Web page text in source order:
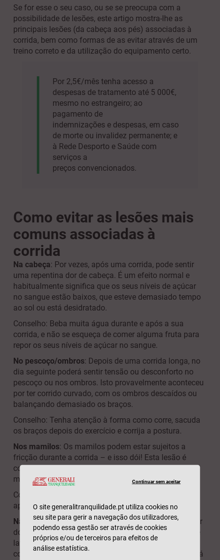
Se for esse o seu caso, ou se se preocupa com a
possibilidade de lesões, este artigo mostra-lhe as
principais lesões (da cabeça aos pés) associadas à
corrida, bem como formas de as evitar através de um
treino correto e da utilização do equipamento certo.
Por 2,5€/mês tenha acesso a
despesas de tratamento até 5 000€,
mesmo no estrangeiro; ao
pagamento de
indemnizações e despesas, em caso
de morte ou invalidez permanente; e
à Rede Desporto e Saúde com
serviços a
preços convencionados.
Como evitar as lesões mais
comuns associadas à
corrida
Na cabeça: Por vezes, após uma corrida, pode sentir
uma repentina dor de cabeça. É um efeito normal e
habitualmente significa que os seus níveis de açúcar
no sangue estão baixos, que esteve demasiado tempo
ao sol ou está desidratado.
Conselho: Beba muita água durante e após a sua
corrida, e não se esqueça de comer alguma fruta para
repor os seus níveis de açúcar no sangue.
No pescoço/ombros: Depois de uma corrida longa, no
dia seguinte poderá sentir tensão ou desconforto no
pescoço ou nos ombros. Isto provavelmente aconteceu
por ter corrido curvado, com os ombros descaídos ou
balançando demasiado os braços.
Conselho: Tenha atenção à forma como corre, sacuda
os braços depois do exercício e corrija a postura.
Nos mamilos: Os mamilos podem estar sujeitos a
fricção durante a corrida – e isso dói! Esta lesão é
comum e alguns maratonistas até sangram dos
mamilos.
Conselho: Use roupa respirável e bem ajustada, e
aplique um lubrificante ou pó de talco.
Nas ancas: A síndrome da banda iliotibial pode causar
dor no tecido conjuntivo, que se estende desde a parte
lateral da anca até ao joelho. Normalmente, começa
com uma sensação de contração ou irritação, e poderá
Continuar sem aceitar
O site generalitranquilidade.pt utiliza cookies no
seu site para gerir a navegação dos utilizadores,
podendo essa gestão ser através de cookies
próprios e/ou de terceiros para efeitos de
análise estatística.